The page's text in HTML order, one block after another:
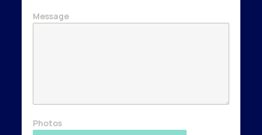
Message
Photos